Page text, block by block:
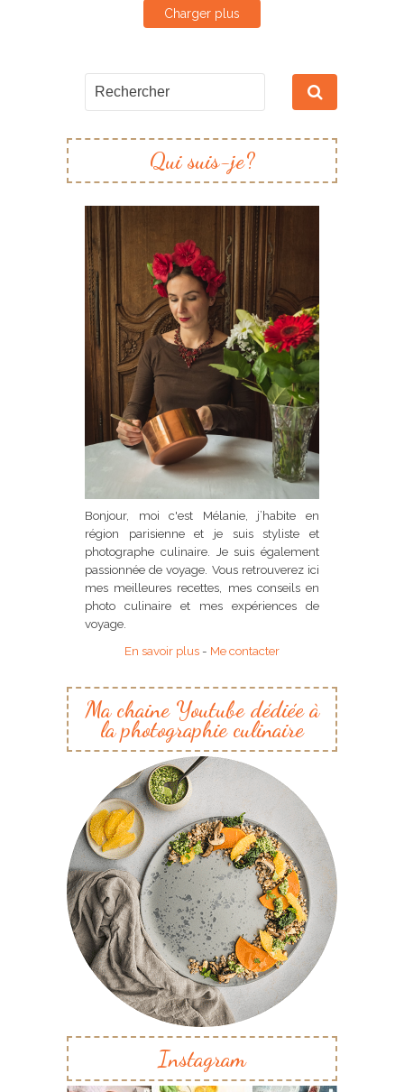
Charger plus
Qui suis-je?
Bonjour, moi c'est Mélanie, j’habite en
région parisienne et je suis styliste et
photographe culinaire. Je suis également
passionnée de voyage. Vous retrouverez ici
mes meilleures recettes, mes conseils en
photo culinaire et mes expériences de
voyage.
En savoir plus - Me contacter
Ma chaine Youtube dédiée à
la photographie culinaire
Instagram